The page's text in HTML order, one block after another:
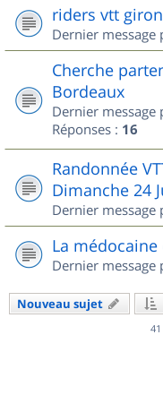
riders vtt
Dernier message
Cherche
Bordeaux
Dernier message
Réponses : 16
Randonnée
Dimanche 24
Dernier message
La
Dernier message
Nouveau sujet